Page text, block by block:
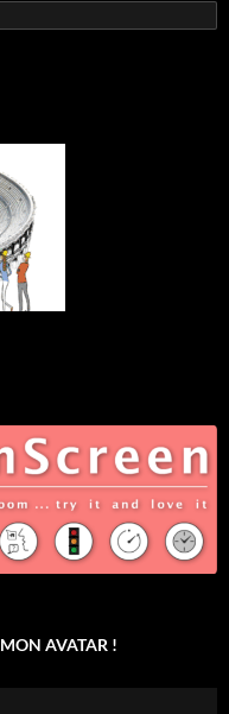
AVATAR !